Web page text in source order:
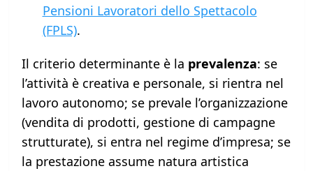
Pensioni Lavoratori dello Spettacolo
(FPLS).
Il criterio determinante è la prevalenza: se
l’attività è creativa e personale, si rientra nel
lavoro autonomo; se prevale l’organizzazione
(vendita di prodotti, gestione di campagne
strutturate), si entra nel regime d’impresa; se
la prestazione assume natura artistica